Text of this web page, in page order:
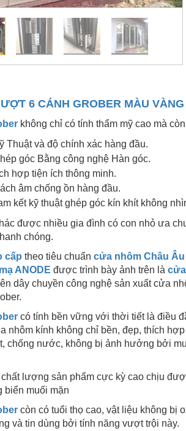
6 CÁNH GROBER MÀU
không chỉ có tính thẩm mỹ cao mà
Thuật và độ chính xác hàng đầu.
góc Bằng công nghệ Hàn góc.
hợp tiện ích thông minh.
âm chống ồn hàng đầu.
kết kỹ thuật ghép góc kín khít không
được nhiều gia đình có con nhỏ ưa
chóng.
cấp theo tiêu chuẩn cửa nhôm Châu Âu
ANODE được trình bày ảnh trên là
dây chuyền công nghệ sản xuất cửa
có tính bền vững với thời tiết là điều
nhôm kính không chỉ bền, đẹp, thích
chống nước, không bị ảnh hưởng bởi
chất lượng sản phẩm cực kỳ cao chịu
biển muối mặn
còn có tuổi thọ cao, vật liệu không bị
và tin dùng bởi tính năng vượt trội này.